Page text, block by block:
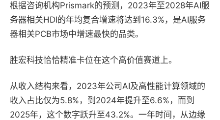
根据咨询机构Prismark的预测，2023年至2028年AI服
务器相关HDI的年均复合增速将达到16.3%，是AI服务
器相关PCB市场中增速最快的品类。
胜宏科技恰恰精准卡位在这个高价值赛道上。
从收入结构来看，2023年公司AI及高性能计算领域的
收入占比仅为5.8%，到2024年提升至6.6%，而到
2025年，这个数字跃升至43.2%。一年时间，从边缘